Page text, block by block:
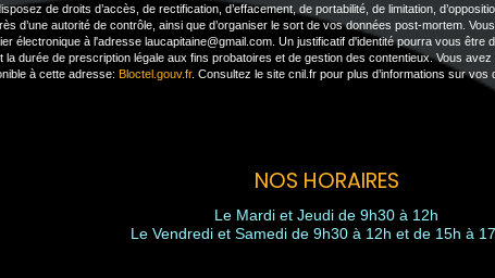
de droits d’accès, de rectification, d’effacement, de portabilité, de limitation,
d’une autorité de contrôle, ainsi que d’organiser le sort de vos données post-mortem.
électronique à l'adresse laucapitaine@gmail.com. Un justificatif d'identité pourra vous
la durée de prescription légale aux fins probatoires et de gestion des contentieux. Vous
à cette adresse: Bloctel.gouv.fr. Consultez le site cnil.fr pour plus d’informations sur vos
NOS HORAIRES
Le Mardi et Jeudi de 9h30 à 12h
Le Vendredi et Samedi de 9h30 à 12h et de 15h à